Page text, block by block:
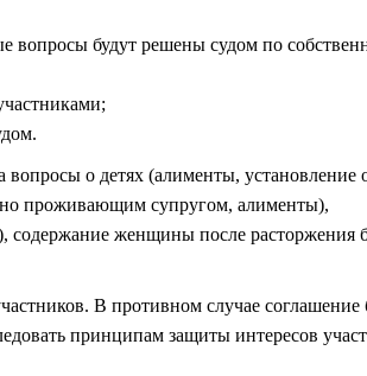
вопросы будут решены судом по
о детях (алименты, установление
проживающим супругом, алименты),
женщины после расторжения
В противном случае соглашение
принципам защиты интересов